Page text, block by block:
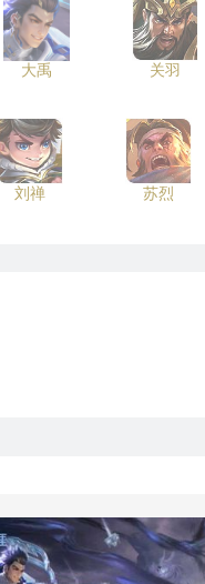
大禹 关羽
刘禅 苏烈